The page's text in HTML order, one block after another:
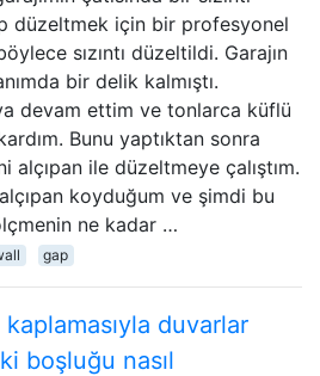
düzeltmek için bir profesyonel
sızıntı düzeltildi. Garajın
bir delik kalmıştı.
devam ettim ve tonlarca küflü
Bunu yaptıktan sonra
alçıpan ile düzeltmeye çalıştım.
koyduğum ve şimdi bu
ne kadar …
gap
duvarlar
boşluğu nasıl